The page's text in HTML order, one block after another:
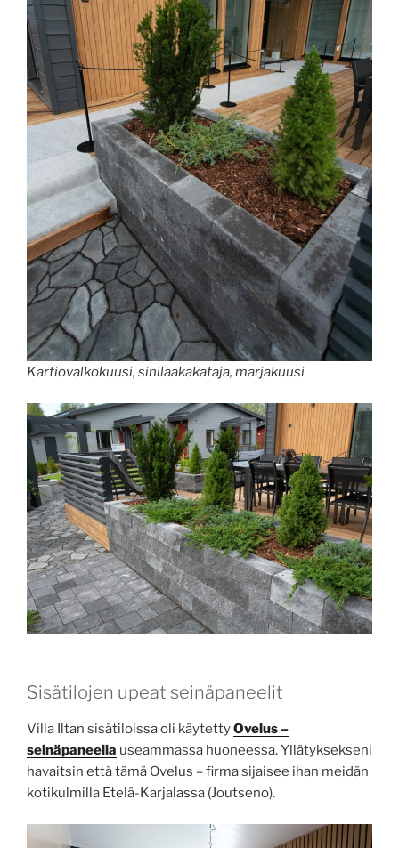
Kartiovalkokuusi, sinilaakakataja, marjakuusi
Sisätilojen upeat seinäpaneelit
Villa Iltan sisätiloissa oli käytettyOvelus –
seinäpaneelia useammassa huoneessa. Yllätyksekseni
havaitsin että tämä Ovelus – firma sijaisee ihan meidän
kotikulmilla Etelä-Karjalassa (Joutseno).